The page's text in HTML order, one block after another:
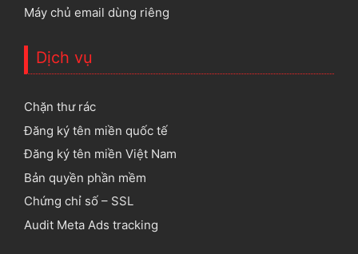
Máy chủ email dùng riêng
Dịch vụ
Chặn thư rác
Đăng ký tên miền quốc tế
Đăng ký tên miền Việt Nam
Bản quyền phần mềm
Chứng chỉ số – SSL
Audit Meta Ads tracking